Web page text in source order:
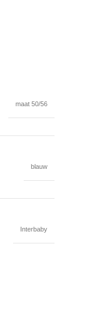
maat 50/56
blauw
Interbaby